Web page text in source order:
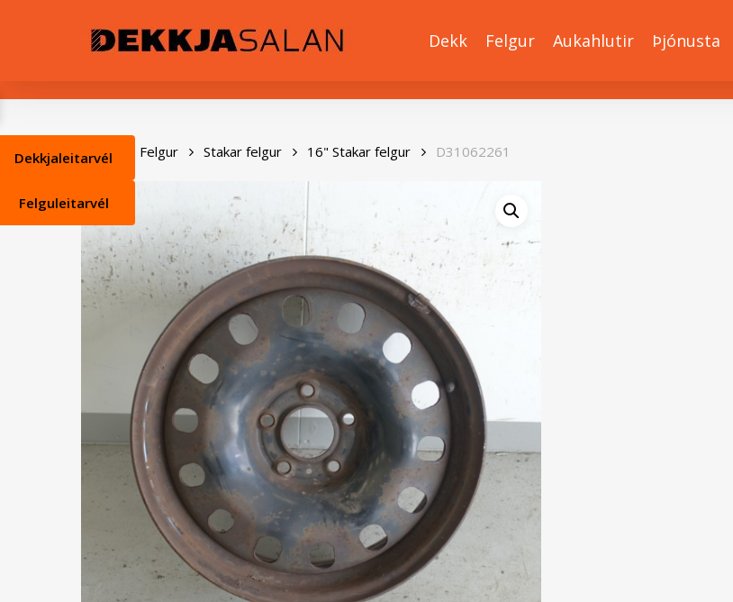
Dekk Felgur Aukahlutir Þjónusta
Heim Felgur Stakar felgur 16" Stakar felgur D31062261
Dekkjaleitarvél
Felguleitarvél